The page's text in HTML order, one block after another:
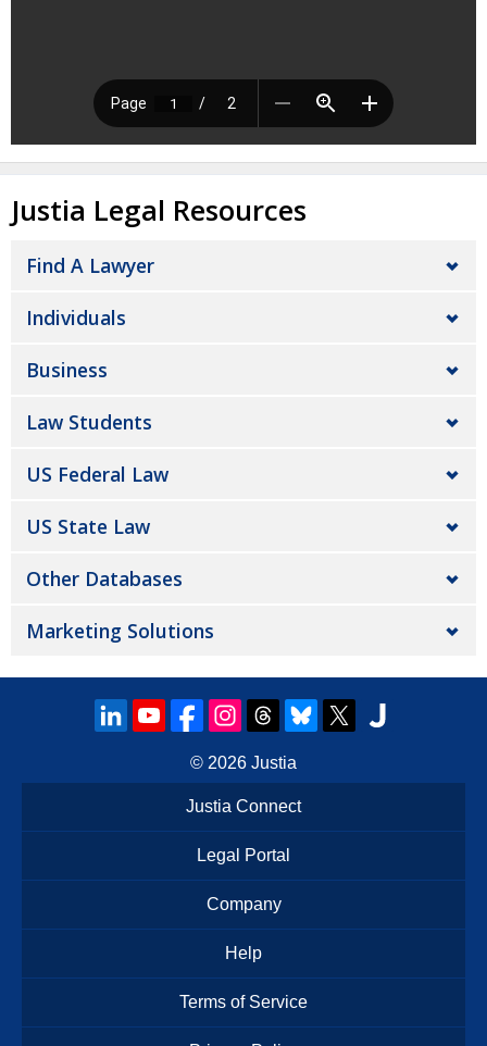
Justia Legal Resources
Find A Lawyer
Individuals
Business
Law Students
US Federal Law
US State Law
Other Databases
Marketing Solutions
© 2026 Justia
Justia Connect
Legal Portal
Company
Help
Terms of Service